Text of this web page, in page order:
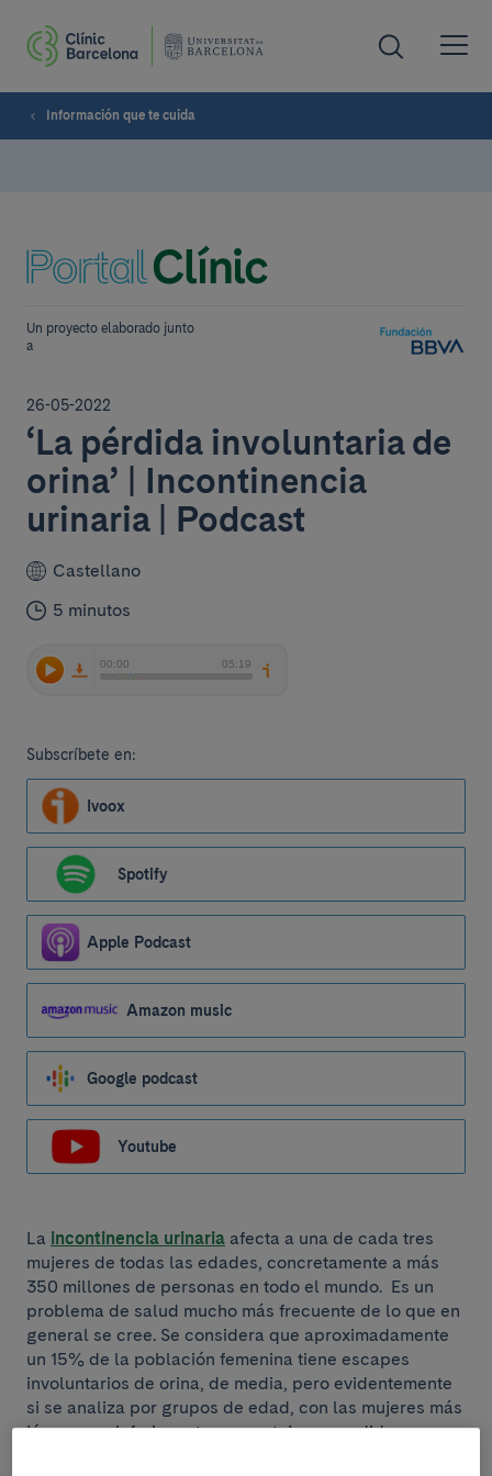
Información que te cuida
Un proyecto elaborado junto
a
26-05-2022
‘La pérdida involuntaria de
orina’ | Incontinencia
urinaria | Podcast
Castellano
5 minutos
Subscríbete en:
Ivoox
Spotify
Apple Podcast
Amazon music
Google podcast
Youtube
La incontinencia urinaria afecta a una de cada tres
mujeres de todas las edades, concretamente a más
350 millones de personas en todo el mundo. Es un
problema de salud mucho más frecuente de lo que en
general se cree. Se considera que aproximadamente
un 15% de la población femenina tiene escapes
involuntarios de orina, de media, pero evidentemente
si se analiza por grupos de edad, con las mujeres más
jóvenes es inferior este porcentaje y a medida que